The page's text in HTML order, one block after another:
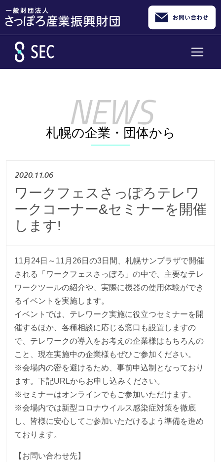
札幌の企業・団体から
2020.11.06
ワークフェスさっぽろテレワ
ークコーナー&セミナーを開催
します!
11月24日～11月26日の3日間、札幌サンプラザで開催
される「ワークフェスさっぽろ」の中で、主要なテレ
ワークツールの紹介や、実際に機器の使用体験ができ
るイベントを実施します。
イベントでは、テレワーク実施に役立つセミナーを開
催するほか、各種相談に応じる窓口も設置しますの
で、テレワークの導入をお考えの企業様はもちろんの
こと、現在実施中の企業様もぜひご参加ください。
※会場内の密を避けるため、事前申込制となっており
ます。下記URLからお申し込みください。
※セミナーはオンラインでもご参加いただけます。
※会場内では新型コロナウイルス感染症対策を徹底
し、皆様に安心してご参加いただけるよう準備を進め
ております。
【お問い合わせ先】